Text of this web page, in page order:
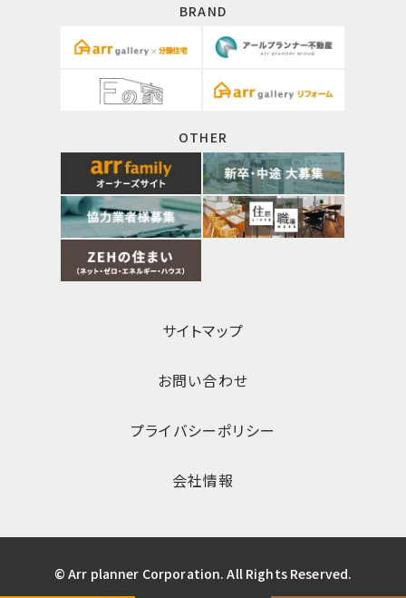
BRAND
OTHER
サイトマップ
お問い合わせ
プライバシーポリシー
会社情報
© Arr planner Corporation. All Rights Reserved.